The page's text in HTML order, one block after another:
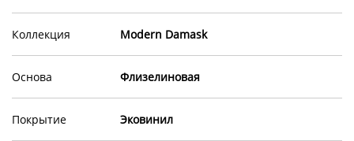
Коллекция Modern Damask
Основа Флизелиновая
Покрытие Эковинил